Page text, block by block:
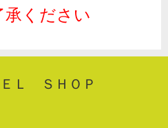
承ください
ＥＬ ＳＨＯＰ